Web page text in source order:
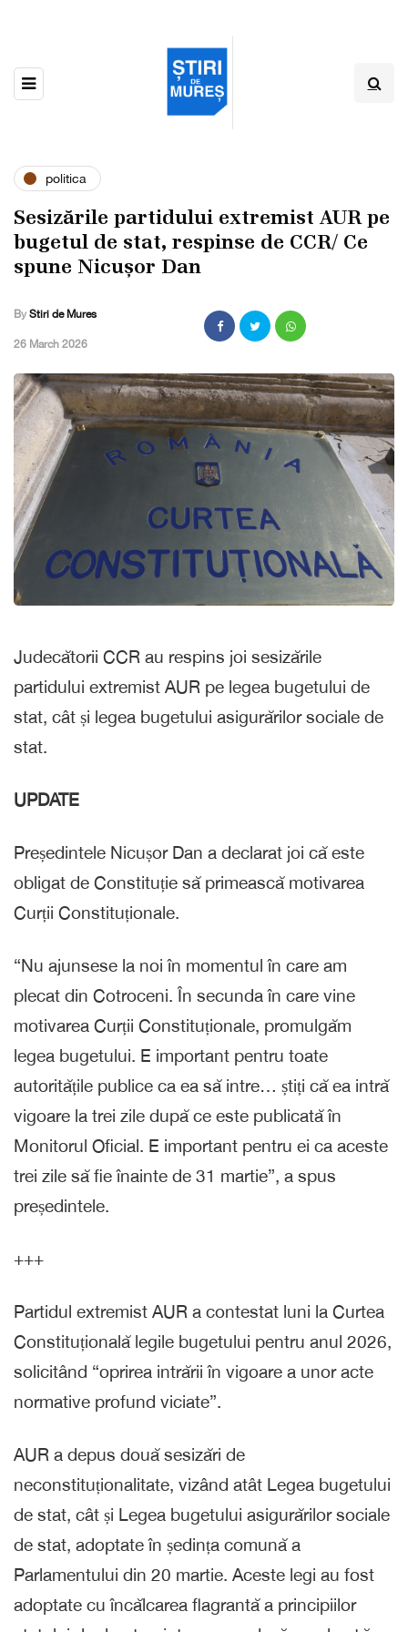
politica
Sesizările partidului extremist AUR pe
bugetul de stat, respinse de CCR/ Ce
spune Nicușor Dan
By Stiri de Mures
,26 March 2026
Judecătorii CCR au respins joi sesizările
partidului extremist AUR pe legea bugetului de
stat, cât și legea bugetului asigurărilor sociale de
stat.
UPDATE
Președintele Nicușor Dan a declarat joi că este
obligat de Constituție să primească motivarea
Curții Constituționale.
“Nu ajunsese la noi în momentul în care am
plecat din Cotroceni. În secunda în care vine
motivarea Curții Constituționale, promulgăm
legea bugetului. E important pentru toate
autoritățile publice ca ea să intre… știți că ea intră
vigoare la trei zile după ce este publicată în
Monitorul Oficial. E important pentru ei ca aceste
trei zile să fie înainte de 31 martie”, a spus
președintele.
+++
Partidul extremist AUR a contestat luni la Curtea
Constituțională legile bugetului pentru anul 2026,
solicitând “oprirea intrării în vigoare a unor acte
normative profund viciate”.
AUR a depus două sesizări de
neconstituționalitate, vizând atât Legea bugetului
de stat, cât și Legea bugetului asigurărilor sociale
de stat, adoptate în ședința comună a
Parlamentului din 20 martie. Aceste legi au fost
adoptate cu încălcarea flagrantă a principiilor